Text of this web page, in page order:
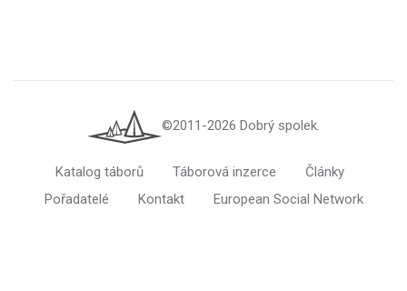
©2011-2026 Dobrý spolek.
Katalog táborů Táborová inzerce
Články
Pořadatelé
Kontakt European Social Network